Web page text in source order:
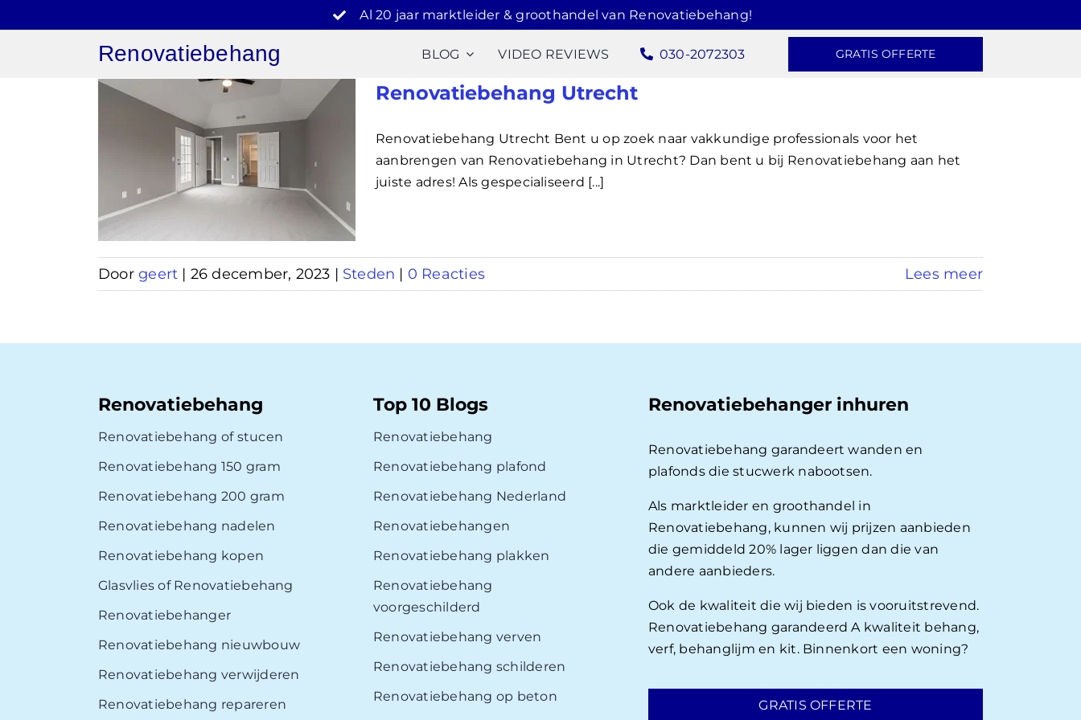
naar
Al 20 jaar marktleider & groothandel van Renovatiebehang!
Renovatiebehang BLOG VIDEO REVIEWS 030-2072303 GRATIS OFFERTE
Renovatiebehang Utrecht
Renovatiebehang Utrecht Bent u op zoek naar vakkundige professionals voor het
aanbrengen van Renovatiebehang in Utrecht? Dan bent u bij Renovatiebehang aan het
juiste adres! Als gespecialiseerd [...]
Doorgeert | 26 december, 2023 | Steden | 0 Reacties Lees meer
Renovatiebehang
Renovatiebehang of stucen
Renovatiebehang 150 gram
Renovatiebehang 200 gram
Renovatiebehang nadelen
Renovatiebehang kopen
Glasvlies of Renovatiebehang
Renovatiebehanger
Renovatiebehang nieuwbouw
Renovatiebehang verwijderen
Renovatiebehang repareren
Top 10 Blogs
Renovatiebehang
Renovatiebehang plafond
Renovatiebehang Nederland
Renovatiebehangen
Renovatiebehang plakken
Renovatiebehang
voorgeschilderd
Renovatiebehang verven
Renovatiebehang schilderen
Renovatiebehang op beton
Renovatiebehanger inhuren
Renovatiebehang garandeert wanden en
plafonds die stucwerk nabootsen.
Als marktleider en groothandel in
Renovatiebehang, kunnen wij prijzen aanbieden
die gemiddeld 20% lager liggen dan die van
andere aanbieders.
Ook de kwaliteit die wij bieden is vooruitstrevend.
Renovatiebehang garandeerd A kwaliteit behang,
verf, behanglijm en kit. Binnenkort een woning?
GRATIS OFFERTE